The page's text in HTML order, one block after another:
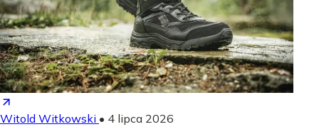
Witold Witkowski • 4 lipca 2026